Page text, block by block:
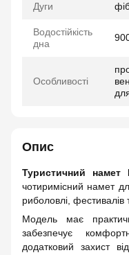
Дуги
Водостійкість
дна
Особливості
Опис
Туристичний
чотиримісний намет
риболовлі, фестивалів
Модель має
забезпечує
додатковий захист